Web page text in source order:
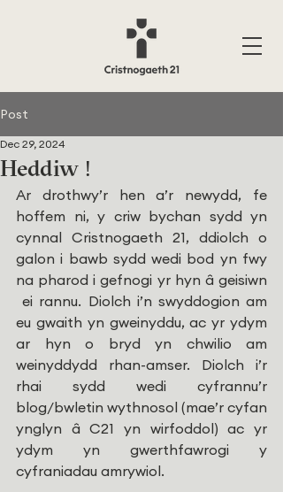
Post
Heddiw !
Dec 29, 2024
Ar drothwy’r hen a’r newydd, fe
hoffem ni, y criw bychan sydd yn
cynnal Cristnogaeth 21, ddiolch o
galon i bawb sydd wedi bod yn fwy
na pharod i gefnogi yr hyn â geisiwn
ei rannu. Diolch i’n swyddogion am
eu gwaith yn gweinyddu, ac yr ydym
ar hyn o bryd yn chwilio am
weinyddydd rhan-amser. Diolch i’r
rhai sydd wedi cyfrannu’r
blog/bwletin wythnosol (mae’r cyfan
ynglyn â C21 yn wirfoddol) ac yr
ydym yn gwerthfawrogi y
cyfraniadau amrywiol.